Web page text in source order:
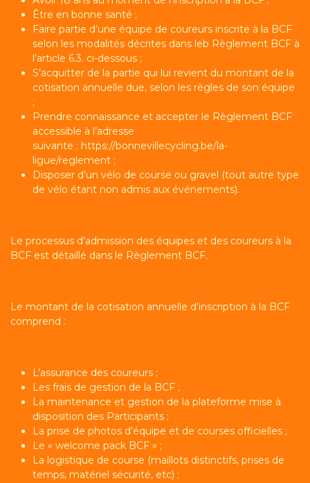
Être en bonne santé ;
Faire partie d’une équipe de coureurs inscrite à la BCF
selon les modalités décrites dans leb Règlement BCF à
l’article 6.3. ci-dessous ;
S’acquitter de la partie qui lui revient du montant de la
cotisation annuelle due, selon les règles de son équipe
;
Prendre connaissance et accepter le Règlement BCF
accessible à l’adresse
suivante : https://bonnevillecycling.be/la-
ligue/reglement ;
Disposer d’un vélo de course ou gravel (tout autre type
de vélo étant non admis aux événements).
Le processus d’admission des équipes et des coureurs à la
BCF est détaillé dans le Règlement BCF.
Le montant de la cotisation annuelle d’inscription à la BCF
comprend :
L’assurance des coureurs ;
Les frais de gestion de la BCF ;
La maintenance et gestion de la plateforme mise à
disposition des Participants ;
La prise de photos d’équipe et de courses officielles ;
Le « welcome pack BCF » ;
La logistique de course (maillots distinctifs, prises de
temps, matériel sécurité, etc) ;